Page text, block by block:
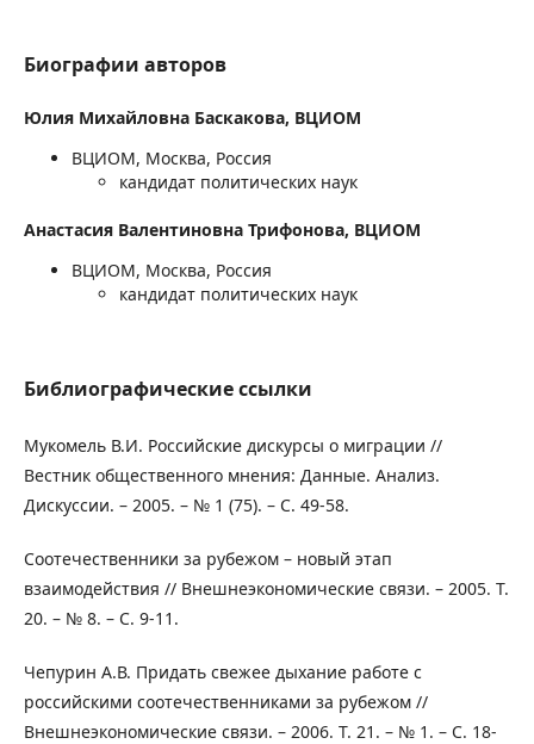
Биографии авторов
Юлия Михайловна Баскакова, ВЦИОМ
ВЦИОМ, Москва, Россия
кандидат политических наук
Анастасия Валентиновна Трифонова, ВЦИОМ
ВЦИОМ, Москва, Россия
кандидат политических наук
Библиографические ссылки
Мукомель В.И. Российские дискурсы о миграции //
Вестник общественного мнения: Данные. Анализ.
Дискуссии. – 2005. – № 1 (75). – С. 49-58.
Соотечественники за рубежом – новый этап
взаимодействия // Внешнеэкономические связи. – 2005. Т.
20. – № 8. – С. 9-11.
Чепурин А.В. Придать свежее дыхание работе с
российскими соотечественниками за рубежом //
Внешнеэкономические связи. – 2006. Т. 21. – № 1. – С. 18-